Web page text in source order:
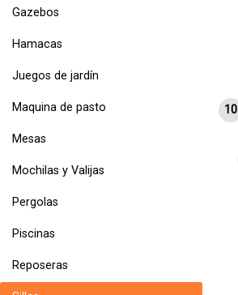
Gazebos
Hamacas
Juegos de jardín
Maquina de pasto
Mesas
Mochilas y Valijas
Pergolas
Piscinas
Reposeras
10